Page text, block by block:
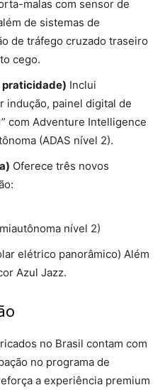
malas com sensor de
de sistemas de
de tráfego cruzado traseiro
cego.
praticidade) Inclui
indução, painel digital de
com Adventure Intelligence
(ADAS nível 2).
Oferece três novos
nível 2)
elétrico panorâmico) Além
Azul Jazz.
no Brasil contam com
no programa de
a experiência premium